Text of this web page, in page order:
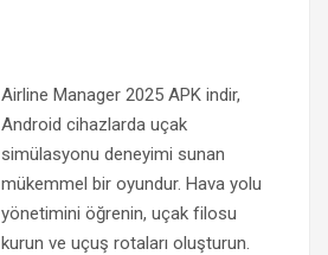
Airline Manager 2025 APK indir,
Android cihazlarda uçak
simülasyonu deneyimi sunan
mükemmel bir oyundur. Hava yolu
yönetimini öğrenin, uçak filosu
kurun ve uçuş rotaları oluşturun.